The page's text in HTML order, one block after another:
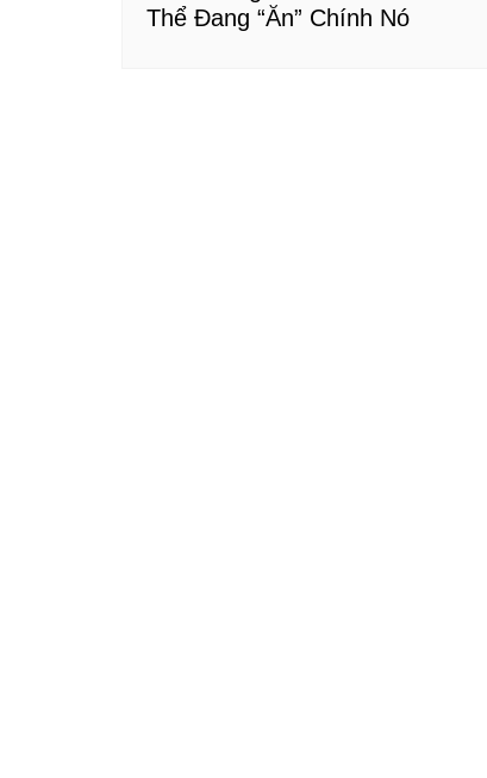
Thể Đang “Ăn” Chính Nó